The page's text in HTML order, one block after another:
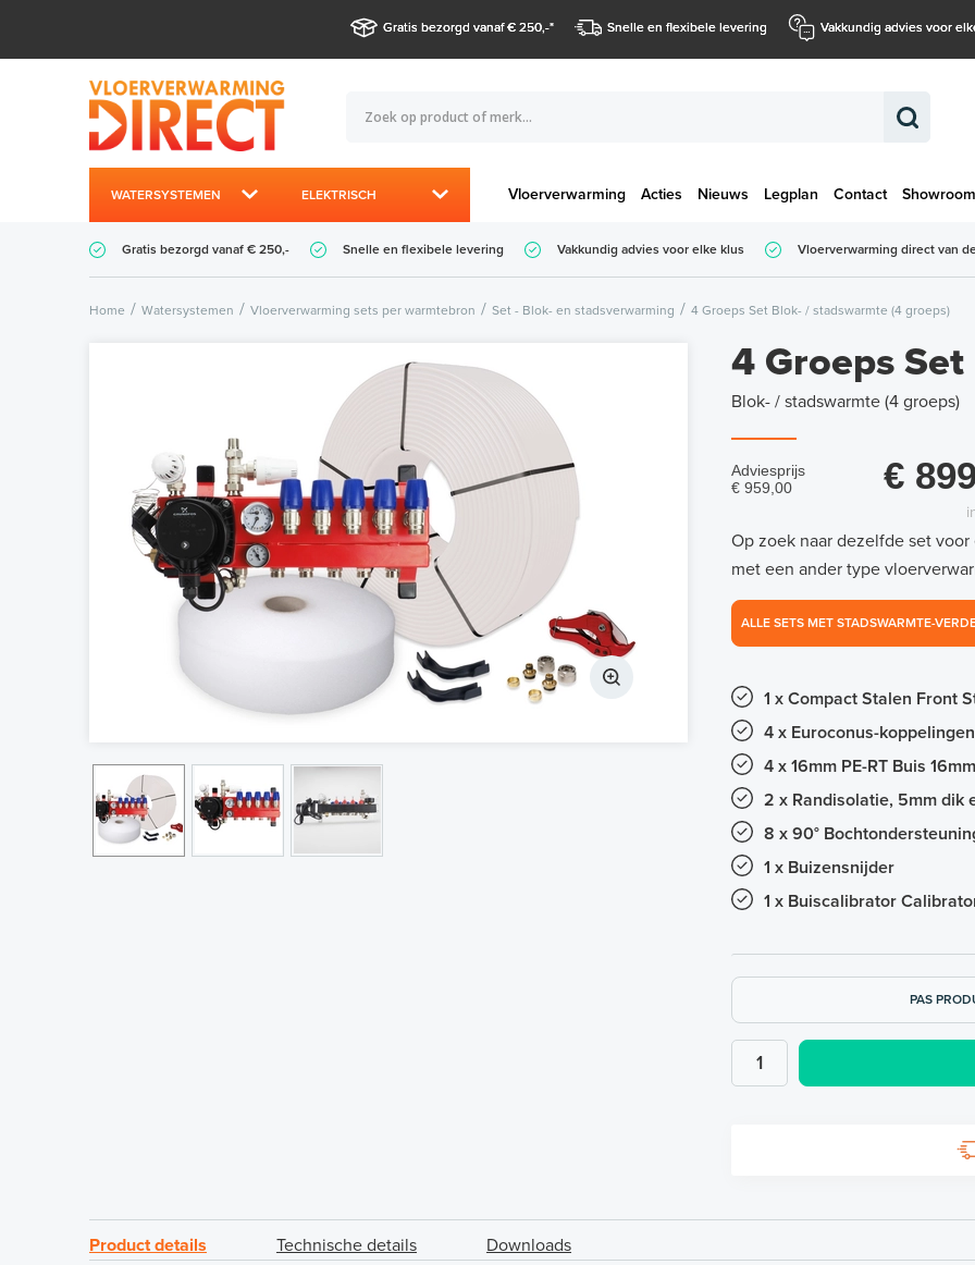
Gratis bezorgd vanaf € 250,-* Snelle en flexibele levering Vakkundig advies voor
WATERSYSTEMEN ELEKTRISCH Vloerverwarming Acties Nieuws Legplan Contact Showroom
Totaalbedrag (incl. BTW)
Gratis bezorgd vanaf € 250,- Snelle en flexibele levering Vakkundig advies voor elke klus Vloerverwarming direct van
Home Watersystemen Vloerverwarming sets per warmtebron Set - Blok- en stadsverwarming 4 Groeps Set Blok- / stadswarmte (4 groeps)
4 Groeps Set
Blok- / stadswarmte (4 groeps)
Adviesprijs
€ 959,00
€
Op zoek naar dezelfde set
met een ander type
ALLE SETS MET STADSWARMTE-
1 x Compact Stalen Front
4 x Euroconus-
4 x 16mm PE-RT Buis
2 x Randisolatie, 5mm dik
8 x 90°
1 x Buizensnijder
1 x Buiscalibrator
PAS
Product details Technische details Downloads